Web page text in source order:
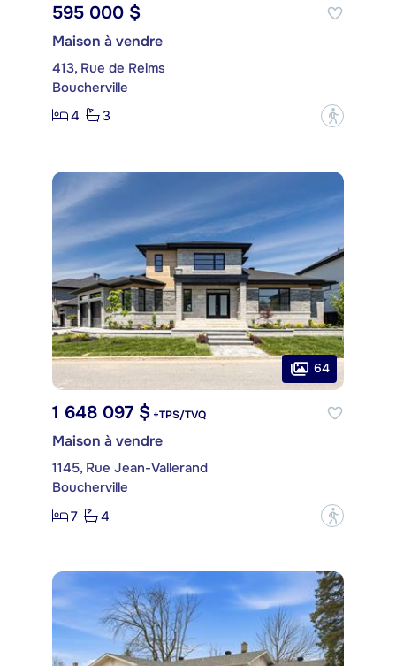
595 000 $
Maison à vendre
413, Rue de Reims
Boucherville
4
3 ?
64
1 648 097 $ +TPS/TVQ
Maison à vendre
1145, Rue Jean-Vallerand
Boucherville
7
4 ?